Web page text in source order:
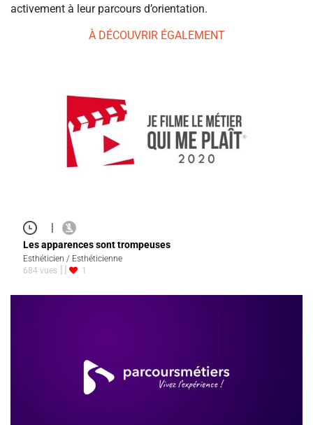
activement à leur parcours d’orientation.
À DÉCOUVRIR ÉGALEMENT
|
Les apparences sont trompeuses
Esthéticien / Esthéticienne
684 vues
1